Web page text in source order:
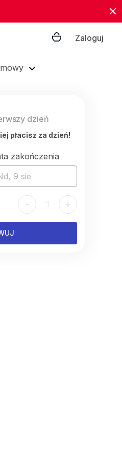
Zaloguj
dzień
płacisz za dzień!
zakończenia
9 sie
- 1 +